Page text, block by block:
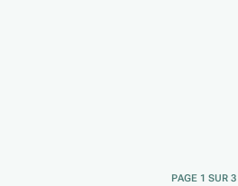
PAGE 1 SUR 3